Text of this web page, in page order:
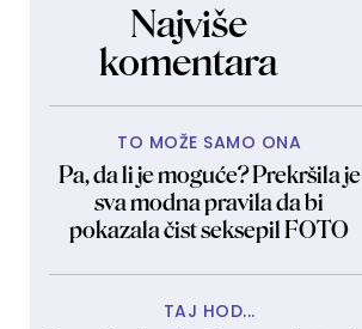
Najviše
komentara
TO MOŽE SAMO ONA
Pa, da li je moguće? Prekršila je
sva modna pravila da bi
pokazala čist seksepil FOTO
TAJ HOD...